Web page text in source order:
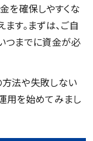
を確保しやすくな
す。まずは、ご自
つまでに資金が必
法や失敗しない
用を始めてみまし